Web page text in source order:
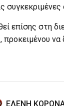
συγκεκριμένες
επίσης στη
προκειμένου
ΕΛΕΝΗ